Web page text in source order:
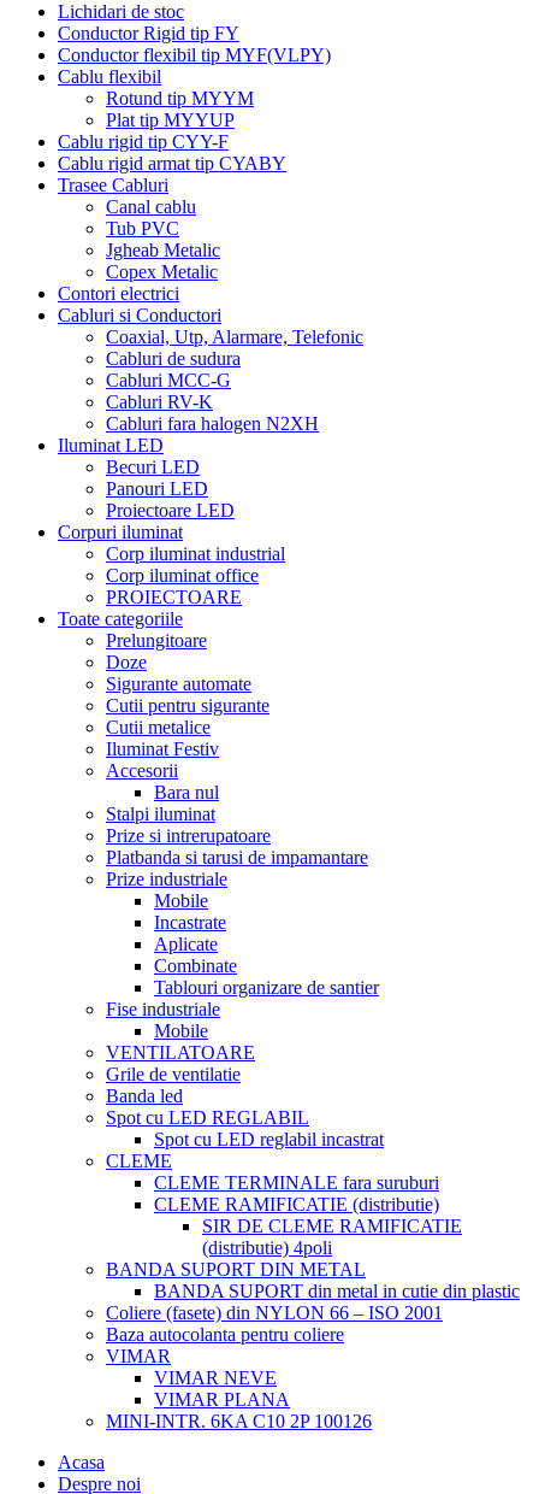
Lichidari de stoc
Conductor Rigid tip FY
Conductor flexibil tip MYF(VLPY)
Cablu flexibil
Rotund tip MYYM
Plat tip MYYUP
Cablu rigid tip CYY-F
Cablu rigid armat tip CYABY
Trasee Cabluri
Canal cablu
Tub PVC
Jgheab Metalic
Copex Metalic
Contori electrici
Cabluri si Conductori
Coaxial, Utp, Alarmare, Telefonic
Cabluri de sudura
Cabluri MCC-G
Cabluri RV-K
Cabluri fara halogen N2XH
Iluminat LED
Becuri LED
Panouri LED
Proiectoare LED
Corpuri iluminat
Corp iluminat industrial
Corp iluminat office
PROIECTOARE
Toate categoriile
Prelungitoare
Doze
Sigurante automate
Cutii pentru sigurante
Cutii metalice
Iluminat Festiv
Accesorii
Bara nul
Stalpi iluminat
Prize si intrerupatoare
Platbanda si tarusi de impamantare
Prize industriale
Mobile
Incastrate
Aplicate
Combinate
Tablouri organizare de santier
Fise industriale
Mobile
VENTILATOARE
Grile de ventilatie
Banda led
Spot cu LED REGLABIL
Spot cu LED reglabil incastrat
CLEME
CLEME TERMINALE fara suruburi
CLEME RAMIFICATIE (distributie)
SIR DE CLEME RAMIFICATIE
(distributie) 4poli
BANDA SUPORT DIN METAL
BANDA SUPORT din metal in cutie din plastic
Coliere (fasete) din NYLON 66 – ISO 2001
Baza autocolanta pentru coliere
VIMAR
VIMAR NEVE
VIMAR PLANA
MINI-INTR. 6KA C10 2P 100126
Acasa
Despre noi